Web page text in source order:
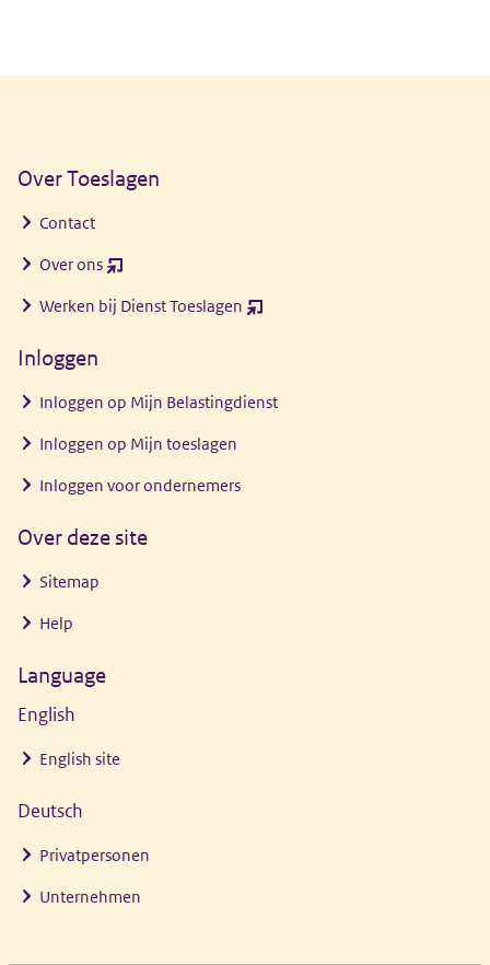
Over Toeslagen
Contact
Over ons (opent
venster)
Werken bij Dienst Toeslagen (opent
Inloggen
Inloggen op Mijn Belastingdienst
Inloggen op Mijn toeslagen
Inloggen voor ondernemers
Over deze site
Sitemap
Help
Language
English
English site
Deutsch
Privatpersonen
Unternehmen